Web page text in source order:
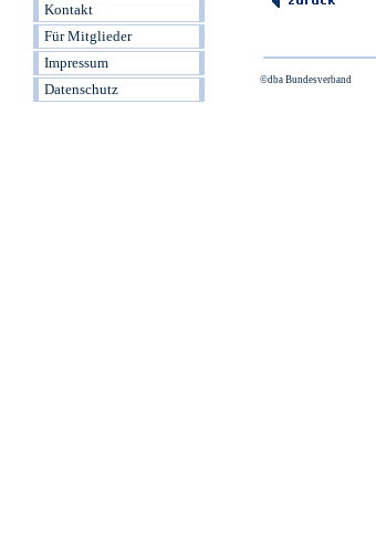
Kontakt
Für Mitglieder
Impressum
Datenschutz